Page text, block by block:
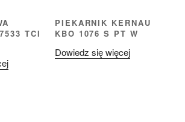
TCI
PIEKARNIK KERNAU
KBO 1076 S PT W
Dowiedz się więcej